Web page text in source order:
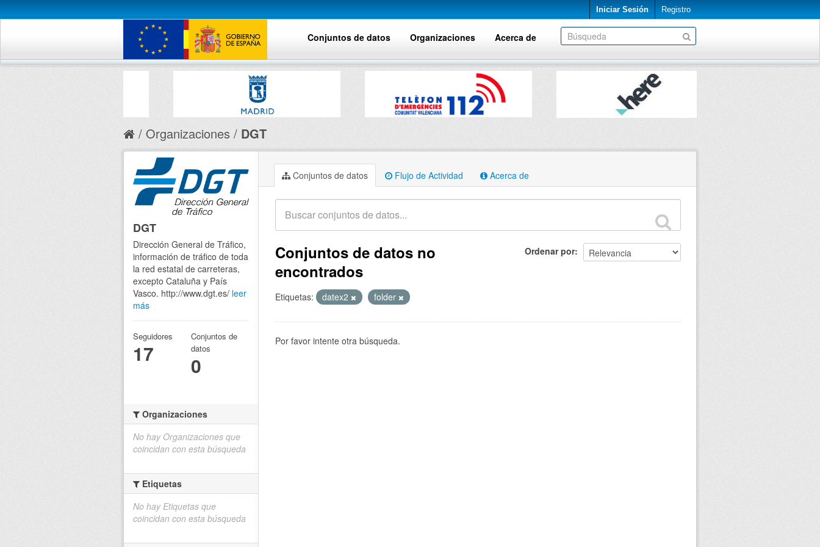
Iniciar Sesión Registro
Conjuntos de datos Organizaciones Acerca de
Organizaciones DGT
Conjuntos de datos Flujo de Actividad Acerca de
Ordenar por
Conjuntos de datos no
encontrados
Etiquetas: datex2 folder
Por favor intente otra búsqueda.
DGT
Dirección General de Tráfico,
información de tráfico de toda
la red estatal de carreteras,
excepto Cataluña y País
Vasco. http://www.dgt.es/ leer
más
Seguidores
17
Conjuntos de
datos
0
Organizaciones
No hay Organizaciones que
coincidan con esta búsqueda
Etiquetas
No hay Etiquetas que
coincidan con esta búsqueda